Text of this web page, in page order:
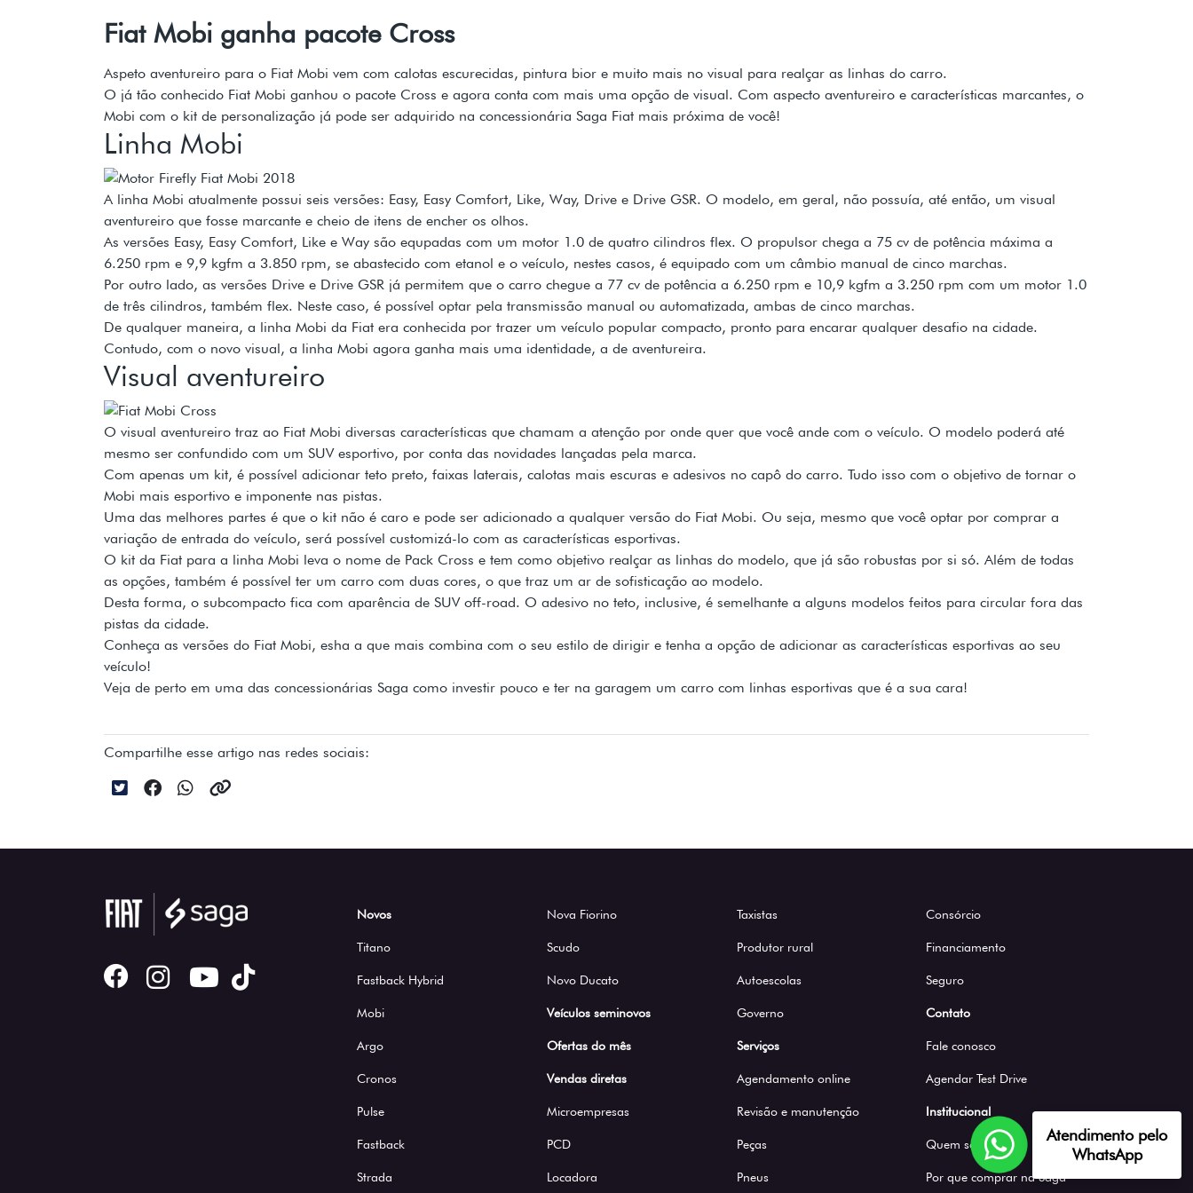
Fiat Mobi ganha pacote Cross
Aspeto aventureiro para o Fiat Mobi vem com calotas escurecidas, pintura bior e muito mais no visual para realçar as linhas do carro.
O já tão conhecido Fiat Mobi ganhou o pacote Cross e agora conta com mais uma opção de visual. Com aspecto aventureiro e características marcantes, o
Mobi com o kit de personalização já pode ser adquirido na concessionária Saga Fiat mais próxima de você!
Linha Mobi
A linha Mobi atualmente possui seis versões: Easy, Easy Comfort, Like, Way, Drive e Drive GSR. O modelo, em geral, não possuía, até então, um visual
aventureiro que fosse marcante e cheio de itens de encher os olhos.
As versões Easy, Easy Comfort, Like e Way são equpadas com um motor 1.0 de quatro cilindros flex. O propulsor chega a 75 cv de potência máxima a
6.250 rpm e 9,9 kgfm a 3.850 rpm, se abastecido com etanol e o veículo, nestes casos, é equipado com um câmbio manual de cinco marchas.
Por outro lado, as versões Drive e Drive GSR já permitem que o carro chegue a 77 cv de potência a 6.250 rpm e 10,9 kgfm a 3.250 rpm com um motor 1.0
de três cilindros, também flex. Neste caso, é possível optar pela transmissão manual ou automatizada, ambas de cinco marchas.
De qualquer maneira, a linha Mobi da Fiat era conhecida por trazer um veículo popular compacto, pronto para encarar qualquer desafio na cidade.
Contudo, com o novo visual, a linha Mobi agora ganha mais uma identidade, a de aventureira.
Visual aventureiro
O visual aventureiro traz ao Fiat Mobi diversas características que chamam a atenção por onde quer que você ande com o veículo. O modelo poderá até
mesmo ser confundido com um SUV esportivo, por conta das novidades lançadas pela marca.
Com apenas um kit, é possível adicionar teto preto, faixas laterais, calotas mais escuras e adesivos no capô do carro. Tudo isso com o objetivo de tornar o
Mobi mais esportivo e imponente nas pistas.
Uma das melhores partes é que o kit não é caro e pode ser adicionado a qualquer versão do Fiat Mobi. Ou seja, mesmo que você optar por comprar a
variação de entrada do veículo, será possível customizá-lo com as características esportivas.
O kit da Fiat para a linha Mobi leva o nome de Pack Cross e tem como objetivo realçar as linhas do modelo, que já são robustas por si só. Além de todas
as opções, também é possível ter um carro com duas cores, o que traz um ar de sofisticação ao modelo.
Desta forma, o subcompacto fica com aparência de SUV off-road. O adesivo no teto, inclusive, é semelhante a alguns modelos feitos para circular fora das
pistas da cidade.
Conheça as versões do Fiat Mobi, esha a que mais combina com o seu estilo de dirigir e tenha a opção de adicionar as características esportivas ao seu
veículo!
Veja de perto em uma das concessionárias Saga como investir pouco e ter na garagem um carro com linhas esportivas que é a sua cara!
Compartilhe esse artigo nas redes sociais:
Novos
Titano
Fastback Hybrid
Mobi
Argo
Cronos
Pulse
Fastback
Strada
Nova Fiorino
Scudo
Novo Ducato
Veículos seminovos
Ofertas do mês
Vendas diretas
Microempresas
PCD
Locadora
Taxistas
Produtor rural
Autoescolas
Governo
Serviços
Agendamento online
Revisão e manutenção
Peças
Pneus
Consórcio
Financiamento
Seguro
Contato
Fale conosco
Agendar Test Drive
Institucional
Quem somos
Por que comprar na Saga
Atendimento pelo
WhatsApp